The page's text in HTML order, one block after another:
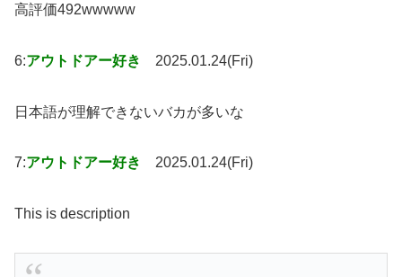
高評価492wwwww
6:アウトドアー好き 2025.01.24(Fri)
日本語が理解できないバカが多いな
7:アウトドアー好き 2025.01.24(Fri)
This is description